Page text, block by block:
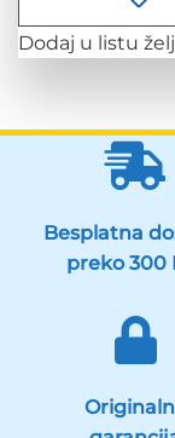
Dodaj u listu
Besplatna
preko 300